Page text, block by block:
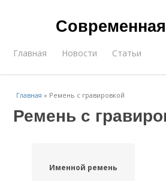
Главная Новости Статьи
Главная » Ремень с гравировкой
Ремень с
Именной ремень